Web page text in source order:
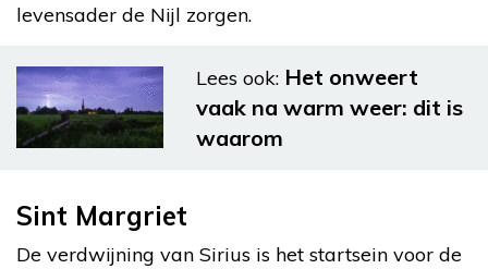
levensader de Nijl zorgen.
Lees ook: Het onweert
vaak na warm weer: dit is
waarom
Sint Margriet
De verdwijning van Sirius is het startsein voor de